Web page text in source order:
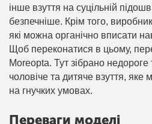
інше взуття на суцільній
безпечніше. Крім того,
які можна органічно вписати
Щоб переконатися в цьому,
Moreopta. Тут зібрано
чоловіче та дитяче взуття,
на гнучких умовах.
Переваги моделі